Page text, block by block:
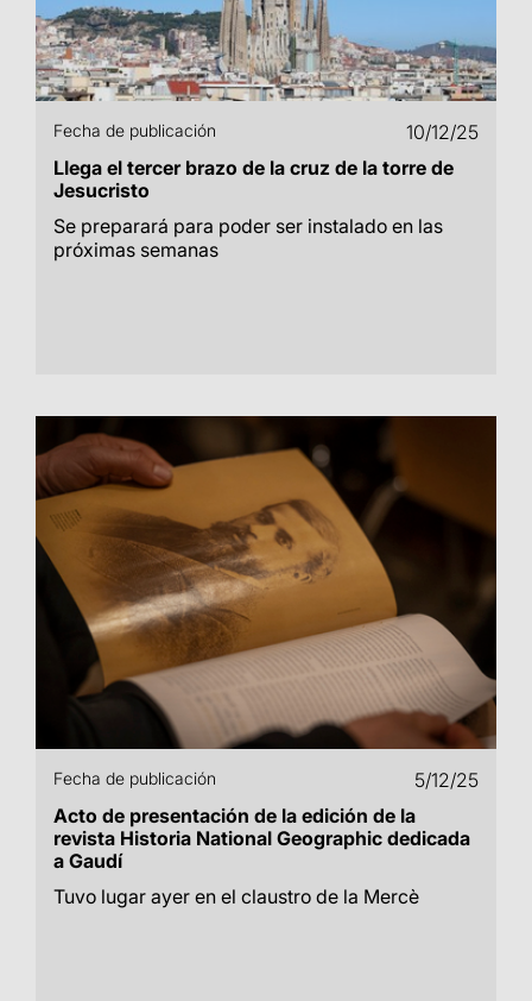
Fecha de publicación
10/12/25
Llega el tercer brazo de la cruz de la torre de
Jesucristo
Se preparará para poder ser instalado en las
próximas semanas
Fecha de publicación
5/12/25
Acto de presentación de la edición de la
revista Historia National Geographic dedicada
a Gaudí
Tuvo lugar ayer en el claustro de la Mercè